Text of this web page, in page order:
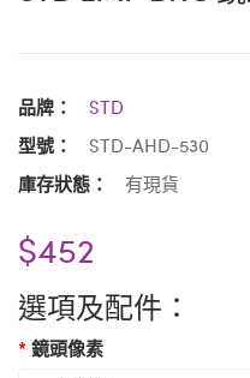
品牌：
STD
型號：
STD-AHD-530
庫存狀態：
有現貨
$452
選項及配件：
鏡頭像素